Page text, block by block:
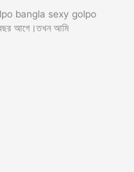
bangla sexy golpo
আগে।তখন আমি